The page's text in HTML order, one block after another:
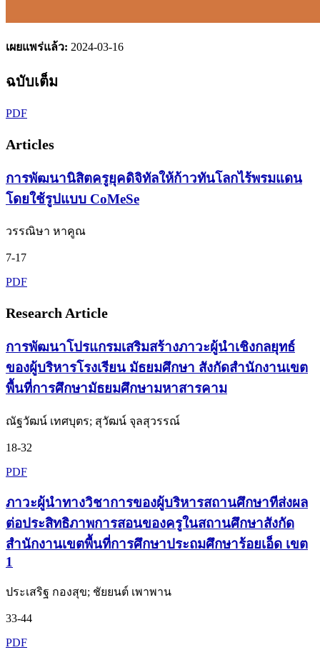
เผยแพร่แล้ว: 2024-03-16
ฉบับเต็ม
PDF
Articles
การพัฒนานิสิตครูยุคดิจิทัลให้ก้าวทันโลกไร้พรมแดน
โดยใช้รูปแบบ CoMeSe
วรรณิษา หาคูณ
7-17
PDF
Research Article
การพัฒนาโปรแกรมเสริมสร้างภาวะผู้นำเชิงกลยุทธ์
ของผู้บริหารโรงเรียน มัธยมศึกษา สังกัดสำนักงานเขต
พื้นที่การศึกษามัธยมศึกษามหาสารคาม
ณัฐวัฒน์ เทศบุตร; สุวัฒน์ จุลสุวรรณ์
18-32
PDF
ภาวะผู้นำทางวิชาการของผู้บริหารสถานศึกษาทีส่งผล
ต่อประสิทธิภาพการสอนของครูในสถานศึกษาสังกัด
สำนักงานเขตพื้นที่การศึกษาประถมศึกษาร้อยเอ็ด เขต
1
ประเสริฐ กองสุข; ชัยยนต์ เพาพาน
33-44
PDF